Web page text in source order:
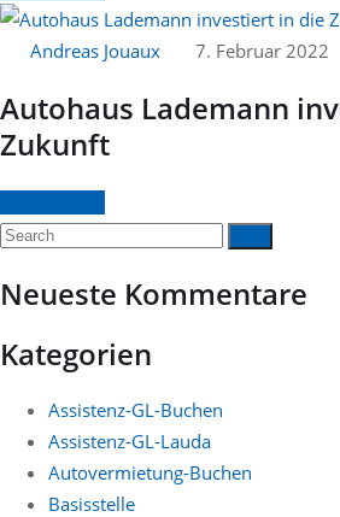
Andreas Jouaux 7. Februar 2022
Autohaus Lademann
Zukunft
Neueste Kommentare
Kategorien
Assistenz-GL-Buchen
Assistenz-GL-Lauda
Autovermietung-Buchen
Basisstelle